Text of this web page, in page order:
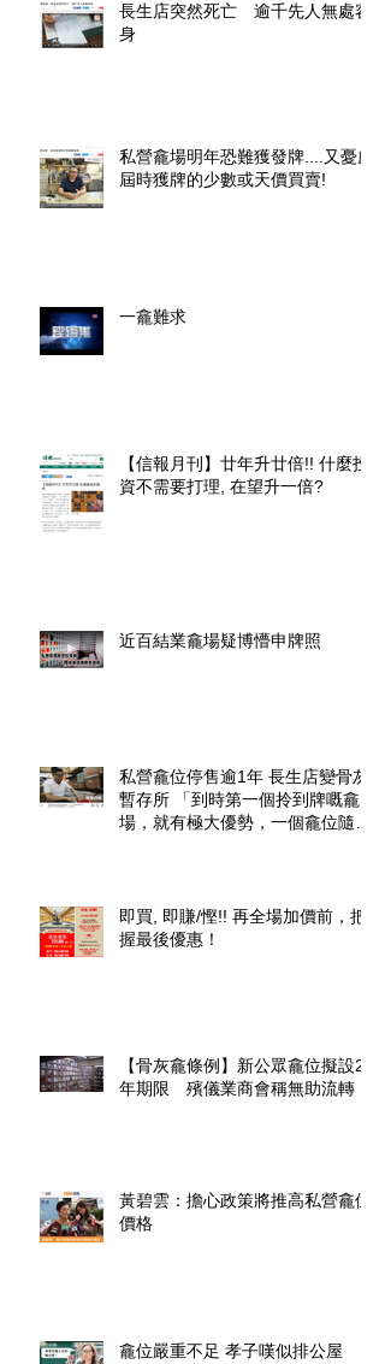
長生店突然死亡 逾千先人無處容
身
私營龕場明年恐難獲發牌....又憂慮
屆時獲牌的少數或天價買賣!
一龕難求
【信報月刊】廿年升廿倍!! 什麼投
資不需要打理, 在望升一倍?
近百結業龕場疑博懵申牌照
私營龕位停售逾1年 長生店變骨灰
暫存所 「到時第一個拎到牌嘅龕
場，就有極大優勢，一個龕位隨時
即買, 即賺/慳!! 再全場加價前，把
握最後優惠！
【骨灰龕條例】新公眾龕位擬設20
年期限 殯儀業商會稱無助流轉
黃碧雲：擔心政策將推高私營龕位
價格
龕位嚴重不足 孝子嘆似排公屋